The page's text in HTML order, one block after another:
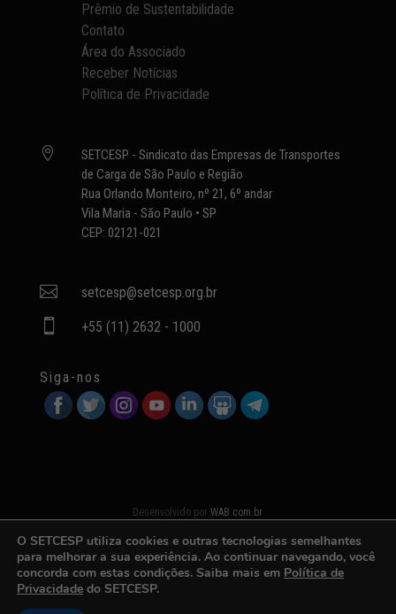
Prêmio de Sustentabilidade
Contato
Área do Associado
Receber Notícias
Política de Privacidade

SETCESP - Sindicato das Empresas de Transportes
de Carga de São Paulo e Região
Rua Orlando Monteiro, nº 21, 6º andar
Vila Maria - São Paulo • SP
CEP: 02121-021
 setcesp@setcesp.org.br
 +55 (11) 2632 - 1000
Siga-nos
Desenvolvido porWAB.com.br
O SETCESP utiliza cookies e outras tecnologias semelhantes
para melhorar a sua experiência. Ao continuar navegando, você
concorda com estas condições. Saiba mais em Política de
Privacidade do SETCESP.